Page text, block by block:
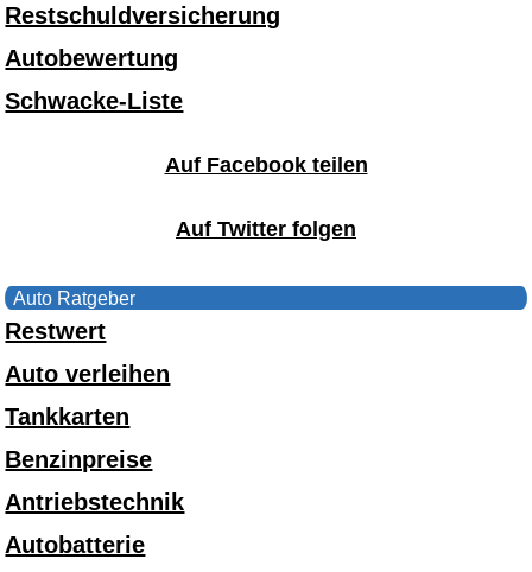
Restschuldversicherung
Autobewertung
Schwacke-Liste
Auf Facebook teilen
Auf Twitter folgen
Auto Ratgeber
Restwert
Auto verleihen
Tankkarten
Benzinpreise
Antriebstechnik
Autobatterie